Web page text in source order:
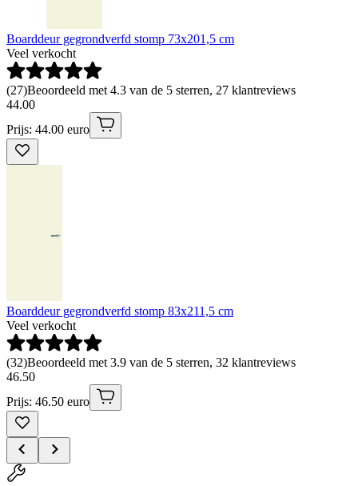
Boarddeur gegrondverfd stomp 73x201,5 cm
Veel verkocht
(27)Beoordeeld met 4.3 van de 5 sterren, 27 klantreviews
44.00
Prijs: 44.00 euro
Boarddeur gegrondverfd stomp 83x211,5 cm
Veel verkocht
(32)Beoordeeld met 3.9 van de 5 sterren, 32 klantreviews
46.50
Prijs: 46.50 euro